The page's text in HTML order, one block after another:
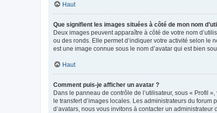
Haut
Que signifient les images situées à côté de mon nom
Deux images peuvent apparaître à côté de votre nom
ou des ronds. Elle permet d’indiquer votre activité selon le
est une image connue sous le nom d’avatar qui est bien
Haut
Comment puis-je afficher un avatar ?
Dans le panneau de contrôle de l’utilisateur, sous « Profil
le transfert d’images locales. Les administrateurs du
d’avatars, nous vous invitons à contacter un administrateur